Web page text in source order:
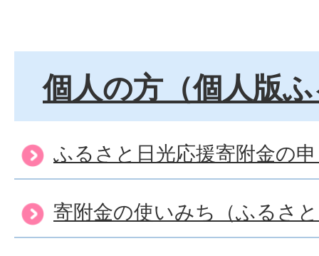
個人の方（個人版
ふるさと日光応援寄附金の
寄附金の使いみち（ふるさ